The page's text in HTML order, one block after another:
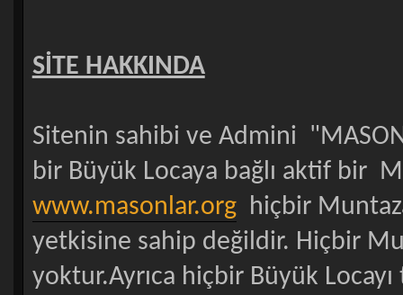
SİTE HAKKINDA
Sitenin sahibi ve Admini
bir Büyük Locaya bağlı aktif bir
www.masonlar.orghiçbir
yetkisine sahip değildir. Hiçbir
yoktur.Ayrıca hiçbir Büyük